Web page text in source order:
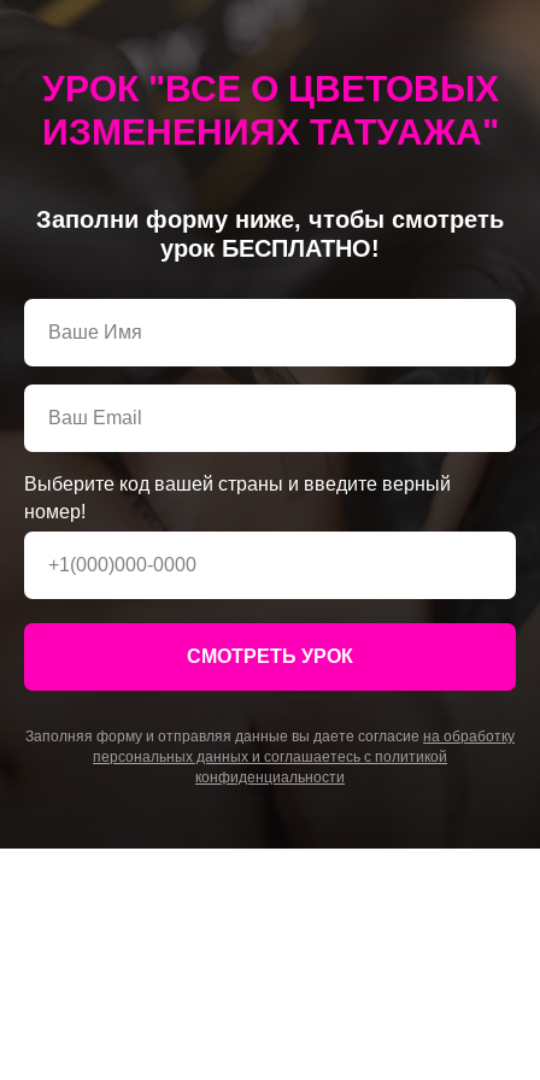
УРОК "ВСЕ О ЦВЕТОВЫХ
ИЗМЕНЕНИЯХ ТАТУАЖА"
Заполни форму ниже, чтобы смотреть
урок БЕСПЛАТНО!
Выберите код вашей страны и введите верный
номер!
СМОТРЕТЬ УРОК
Заполняя форму и отправляя данные вы даете согласие на обработку
персональных данных и соглашаетесь c политикой
конфиденциальности